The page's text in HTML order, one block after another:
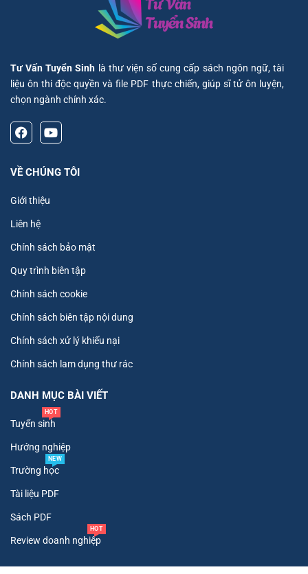
Tư Vấn Tuyển Sinh là thư viện số cung cấp sách ngôn ngữ, tài
liệu ôn thi độc quyền và file PDF thực chiến, giúp sĩ tử ôn luyện,
chọn ngành chính xác.
VỀ CHÚNG TÔI
Giới thiệu
Liên hệ
Chính sách bảo mật
Quy trình biên tập
Chính sách cookie
Chính sách biên tập nội dung
Chính sách xử lý khiếu nại
Chính sách lam dụng thư rác
DANH MỤC BÀI VIẾT
Tuyển sinh
HOT
Hướng nghiệp
Trường học
NEW
Tài liệu PDF
Sách PDF
Review doanh nghiệp
HOT